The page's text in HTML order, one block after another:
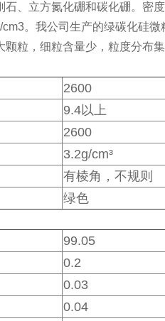
、立方氮化硼和碳化硼。密
。我公司生产的绿碳化硅
粒，细粒含量少，粒度分布
2600
9.4以上
2600
3.2g/cm³
有棱角，不规则
绿色
99.05
0.2
0.03
0.04